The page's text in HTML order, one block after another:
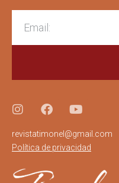
revistatimonel@gmail.com
Política de privacidad